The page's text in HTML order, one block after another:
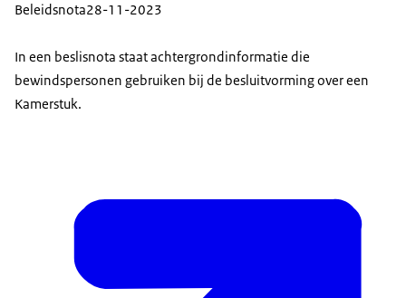
Beleidsnota28-11-2023
In een beslisnota staat achtergrondinformatie die
bewindspersonen gebruiken bij de besluitvorming over een
Kamerstuk.